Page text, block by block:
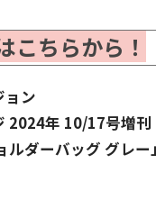
こちらから！
ン
2024年 10/17号増
ダーバッグ グレー」